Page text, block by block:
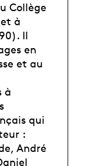
Collège
à
Il
en
et au
à
qui
:
André